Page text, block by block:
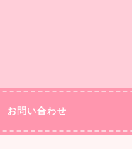
お問い合わせ